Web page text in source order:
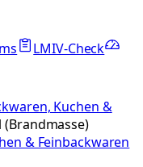
LMIV-Check
Kuchen &
& Feinbackwaren